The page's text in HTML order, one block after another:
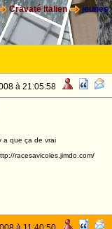
Cravaté Italien
jeunes
à 21:05:58
a que ça de vrai
racesavicoles.jimdo.com/